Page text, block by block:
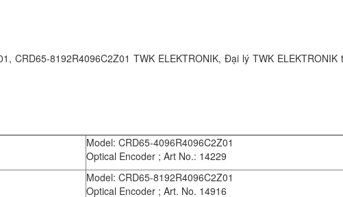
CRD65-8192R4096C2Z01 TWK ELEKTRONIK, Đại lý TWK ELEKTRONIK
Model: CRD65-4096R4096C2Z01
Optical Encoder ; Art No.: 14229
Model: CRD65-8192R4096C2Z01
Optical Encoder ; Art. No. 14916